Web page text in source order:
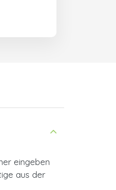
eingeben
aus der